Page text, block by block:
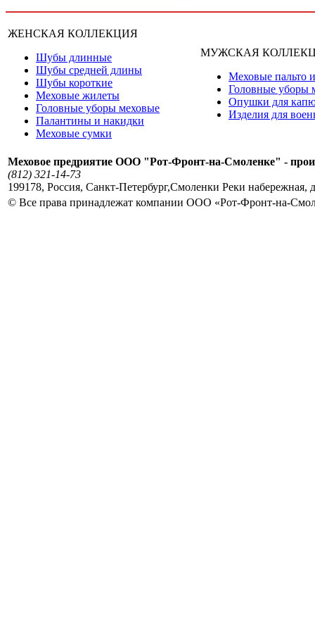
ЖЕНСКАЯ КОЛЛЕКЦИЯ
Шубы длинные
Шубы средней длины
Шубы короткие
Меховые жилеты
Головные уборы меховые
Палантины и накидки
Меховые сумки
МУЖСКАЯ
Меховые пальто
Головные уборы
Опушки для
Изделия для
Меховое предриятие ООО "Рот-Фронт-на-Смоленке" -
(812) 321-14-73
199178, Россия, Санкт-Петербург,Смоленки Реки набережная,
© Все права принадлежат компании ООО «Рот-Фронт-на-